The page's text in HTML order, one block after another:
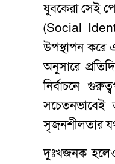
যুবকেরা সেই
(Social
উপস্থাপন করে
অনুসারে
নির্বাচনে
সচেতনভাবেই
সৃজনশীলতার
দুঃখজনক হলেও